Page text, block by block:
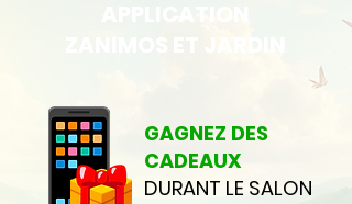
GAGNEZ DES
CADEAUX
DURANT LE SALON